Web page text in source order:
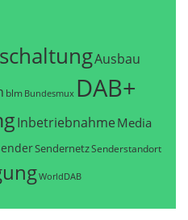
Ausbau
blm Bundesmux DAB+
Inbetriebnahme Media
SendernetzSenderstandort
WorldDAB